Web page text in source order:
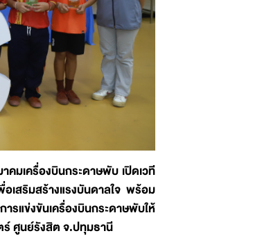
เครื่องบินกระดาษพับ เปิดเวที
อเสริมสร้างแรงบันดาลใจ พร้อม
รแข่งขันเครื่องบินกระดาษพับให้
ร์ ศูนย์รังสิต จ.ปทุมธานี